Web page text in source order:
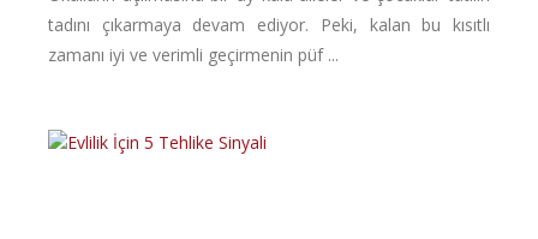
tadını çıkarmaya devam ediyor. Peki, kalan bu kısıtlı
zamanı iyi ve verimli geçirmenin püf ...